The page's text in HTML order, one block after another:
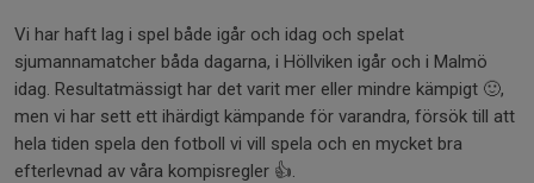
Vi har haft lag i spel både igår och idag och spelat
sjumannamatcher båda dagarna, i Höllviken igår och i Malmö
idag. Resultatmässigt har det varit mer eller mindre kämpigt 🙂,
men vi har sett ett ihärdigt kämpande för varandra, försök till att
hela tiden spela den fotboll vi vill spela och en mycket bra
efterlevnad av våra kompisregler 👍.